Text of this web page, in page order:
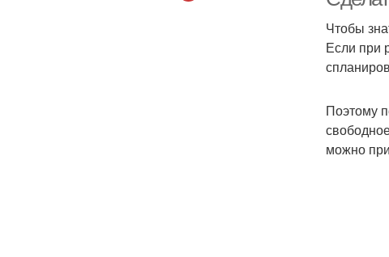
Чтобы
Если при
Поэтому
можно